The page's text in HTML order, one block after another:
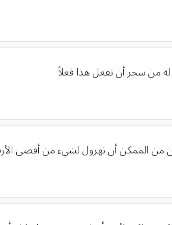
له من سحر أن تفعل هذا فعلاً
من الممكن أن تهرول لشيء من أقصى